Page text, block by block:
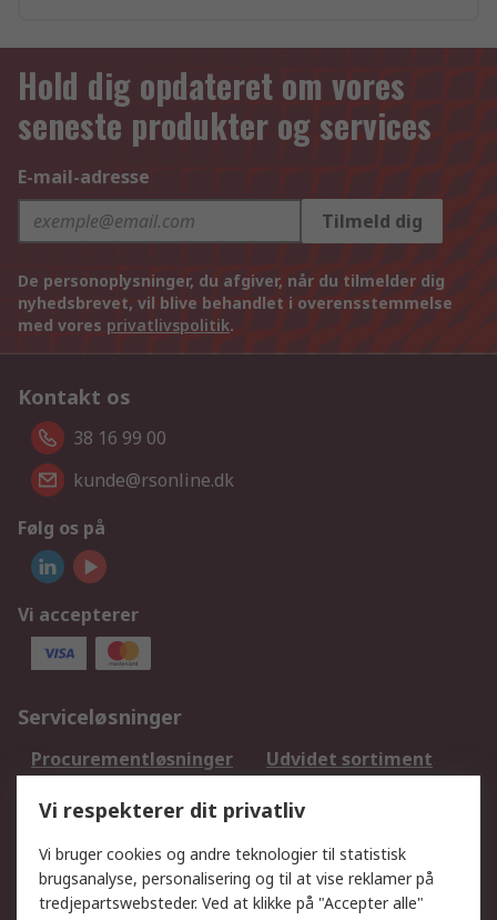
Hold dig opdateret om vores
seneste produkter og services
E-mail-adresse
Tilmeld dig
De personoplysninger, du afgiver, når du tilmelder dig
nyhedsbrevet, vil blive behandlet i overensstemmelse
med vores privatlivspolitik.
Kontakt os
38 16 99 00
kunde@rsonline.dk
Følg os på
Vi accepterer
Serviceløsninger
Procurementløsninger
Udvidet sortiment
DesignSpark
Teknisk Support
Dit lokale salgsteam
Eksportløsninger
Support
Vi respekterer dit privatliv
Vi bruger cookies og andre teknologier til statistisk
brugsanalyse, personalisering og til at vise reklamer på
tredjepartswebsteder. Ved at klikke på "Accepter alle"